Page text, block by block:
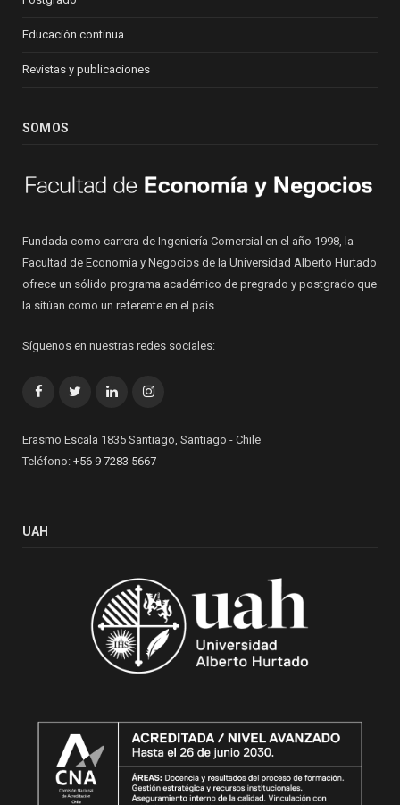
Educación continua
Revistas y publicaciones
SOMOS
Fundada como carrera de Ingeniería Comercial en el año 1998, la
Facultad de Economía y Negocios de la Universidad Alberto Hurtado
ofrece un sólido programa académico de pregrado y postgrado que
la sitúan como un referente en el país.
Síguenos en nuestras redes sociales:
FacebookTwitterLinkedInInstagram
Erasmo Escala 1835 Santiago, Santiago - Chile
Teléfono: +56 9 7283 5667
UAH